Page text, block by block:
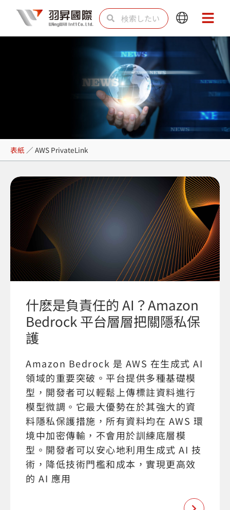
を
検
索 索
Main
Menu
Main
Menu
AWS PrivateLink
表紙 ／ AWS PrivateLink
什麽是負責任的 AI？Amazon
Bedrock 平台層層把關隱私保
護
Amazon Bedrock 是 AWS 在生成式 AI
領域的重要突破。平台提供多種基礎模
型，開發者可以輕鬆上傳標註資料進行
模型微調。它最大優勢在於其強大的資
料隱私保護措施，所有資料均在 AWS 環
境中加密傳輸，不會用於訓練底層模
型。開發者可以安心地利用生成式 AI 技
術，降低技術門檻和成本，實現更高效
的 AI 應用